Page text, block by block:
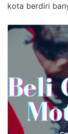
kota berdiri